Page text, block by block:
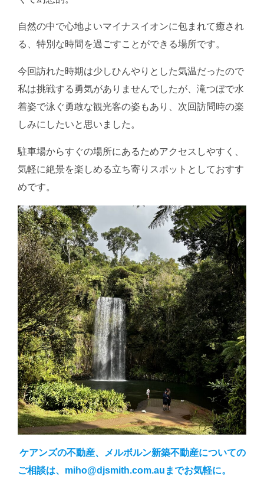
自然の中で心地よいマイナスイオンに包まれて癒され
る、特別な時間を過ごすことができる場所です。
今回訪れた時期は少しひんやりとした気温だったので
私は挑戦する勇気がありませんでしたが、滝つぼで水
着姿で泳ぐ勇敢な観光客の姿もあり、次回訪問時の楽
しみにしたいと思いました。
駐車場からすぐの場所にあるためアクセスしやすく、
気軽に絶景を楽しめる立ち寄りスポットとしておすす
めです。
ケアンズの不動産、メルボルン新築不動産についての
ご相談は、miho@djsmith.com.auまでお気軽に。